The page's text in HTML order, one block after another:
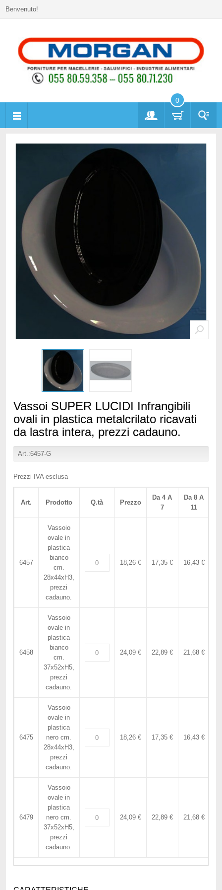
Benvenuto!
0
Vassoi SUPER LUCIDI Infrangibili
ovali in plastica metalcrilato ricavati
da lastra intera, prezzi cadauno.
Art.:6457-G
Prezzi IVA esclusa
Art. Prodotto Q.tà Prezzo
Da 4 A
7
Da 8 A
11
6457
Vassoio
ovale in
plastica
bianco
cm.
28x44xH3,
prezzi
cadauno.
18,26 € 17,35 € 16,43 €
6458
Vassoio
ovale in
plastica
bianco
cm.
37x52xH5,
prezzi
cadauno.
24,09 € 22,89 € 21,68 €
6475
Vassoio
ovale in
plastica
nero cm.
28x44xH3,
prezzi
cadauno.
18,26 € 17,35 € 16,43 €
6479
Vassoio
ovale in
plastica
nero cm.
37x52xH5,
prezzi
cadauno.
24,09 € 22,89 € 21,68 €